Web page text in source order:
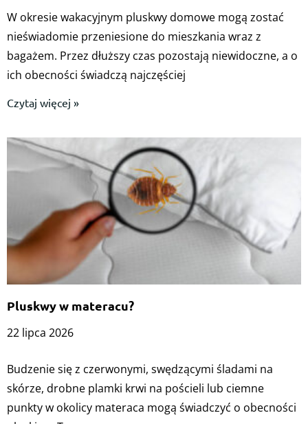
W okresie wakacyjnym pluskwy domowe mogą zostać
nieświadomie przeniesione do mieszkania wraz z
bagażem. Przez dłuższy czas pozostają niewidoczne, a o
ich obecności świadczą najczęściej
Czytaj więcej »
Pluskwy w materacu?
22 lipca 2026
Budzenie się z czerwonymi, swędzącymi śladami na
skórze, drobne plamki krwi na pościeli lub ciemne
punkty w okolicy materaca mogą świadczyć o obecności